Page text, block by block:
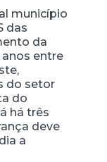
município
das
da
entre
do setor
do
há três
deve
a